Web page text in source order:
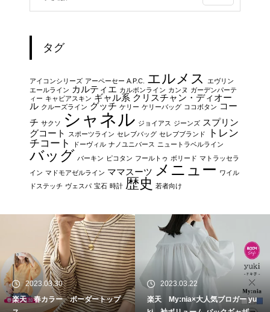
タグ
アイコンシリーズ アーペーセー A.P.C. エルメス
エヴリン
エールライン カルティエ カルボンライン カンヌ ガーデンパーテ
ィー キャビアスキン ギャル系 クリスチャン・ディオー
ル クルーズライン グッチ ケリー ケリーバッグ ココボタン コー
チ サクソ シャネル ジョイアス ジーンズ スプリン
グコート
スポーツライン セレブバッグ セレブブランド
トレン
チコート
ドーヴィル ナノユニバース ニュートラベルライン
バッグ バーキン ピコタン フールトゥ ボリード マトラッセラ
イン マドモアゼルライン ママスーツ メニュー ワイル
ドステッチ ヴェスパ 宝石 時計 歴史 若者向け
2023.03.30
楽天 春カラー ボーダートップ
2023.03.22
楽天 My:nia×大人気ブロガー yu